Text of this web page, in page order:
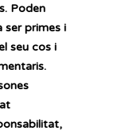
Poden
ser primes i
seu cos i